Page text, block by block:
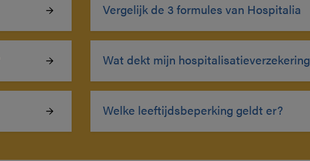
Vergelijk de 3 formules van Hospitalia
Wat dekt mijn
Welke leeftijdsbeperking geldt er?